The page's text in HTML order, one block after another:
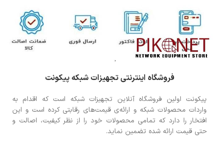
فروشگاه اینترنتی تجهیزات شبکه پیکونت
پیکونت اولین فروشگاه آنلاین تجهیزات شبکه است که اقدام به
واردات محصولات شبکه و ارائه‌ی قیمت‌های رقابتی کرده است و این
افتخار را دارد که تمامی محصولات خود را از نظر کیفیت، اصالت و
حتی قیمت ارائه شده تضمین نماید.